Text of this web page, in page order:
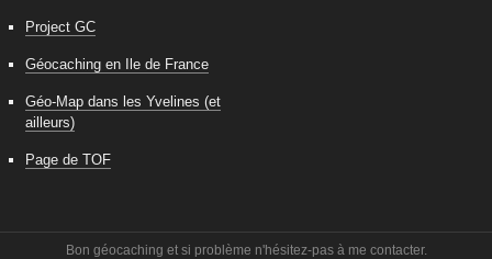
Project GC
Géocaching en Ile de France
Géo-Map dans les Yvelines (et
ailleurs)
Page de TOF
Bon géocaching et si problème n'hésitez-pas à me contacter.